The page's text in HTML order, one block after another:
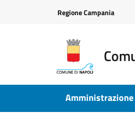
Regione Campania
Amministrazione